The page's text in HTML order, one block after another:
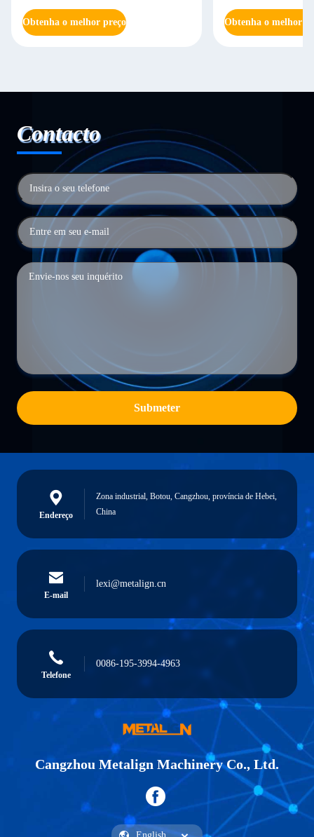
Obtenha o melhor preço
obturador
Obtenha o melhor
Contacto
Submeter
Endereço
Zona industrial, Botou, Cangzhou, província de Hebei,
China
E-mail
lexi@metalign.cn
Telefone
0086-195-3994-4963
Cangzhou Metalign Machinery Co., Ltd.